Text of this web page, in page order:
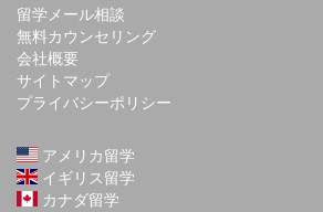
留学メール相談
無料カウンセリング
会社概要
サイトマップ
プライバシーポリシー
アメリカ留学
イギリス留学
カナダ留学